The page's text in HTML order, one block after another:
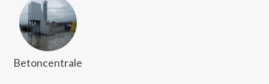
Betoncentrale